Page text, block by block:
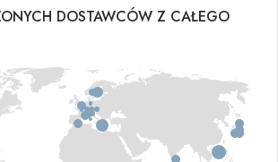
DOSTAWCÓW Z CAŁEGO